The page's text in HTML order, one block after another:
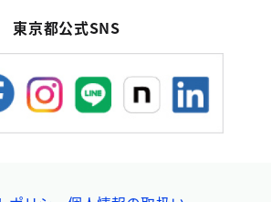
東京都公式SNS